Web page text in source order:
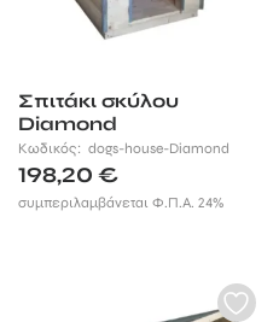
Σπιτάκι σκύλου
Diamond
Κωδικός: dogs-house-Diamond
198,20 €
συμπεριλαμβάνεται Φ.Π.Α. 24%